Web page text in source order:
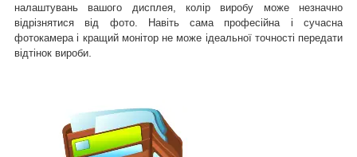
налаштувань вашого дисплея, колір виробу може незначно
відрізнятися від фото. Навіть сама професійна і сучасна
фотокамера і кращий монітор не може ідеальної точності передати
відтінок вироби